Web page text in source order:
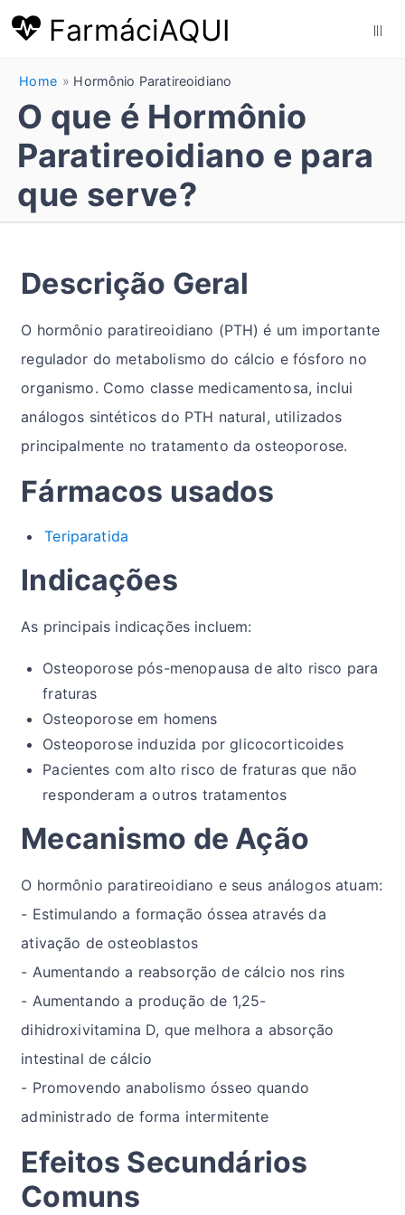
FarmáciAQUI
Home Hormônio Paratireoidiano
O que é Hormônio
Paratireoidiano e para
que serve?
Descrição Geral
O hormônio paratireoidiano (PTH) é um importante
regulador do metabolismo do cálcio e fósforo no
organismo. Como classe medicamentosa, inclui
análogos sintéticos do PTH natural, utilizados
principalmente no tratamento da osteoporose.
Fármacos usados
Teriparatida
Indicações
As principais indicações incluem:
Osteoporose pós-menopausa de alto risco para
fraturas
Osteoporose em homens
Osteoporose induzida por glicocorticoides
Pacientes com alto risco de fraturas que não
responderam a outros tratamentos
Mecanismo de Ação
O hormônio paratireoidiano e seus análogos atuam:
- Estimulando a formação óssea através da
ativação de osteoblastos
- Aumentando a reabsorção de cálcio nos rins
- Aumentando a produção de 1,25-
dihidroxivitamina D, que melhora a absorção
intestinal de cálcio
- Promovendo anabolismo ósseo quando
administrado de forma intermitente
Efeitos Secundários
Comuns